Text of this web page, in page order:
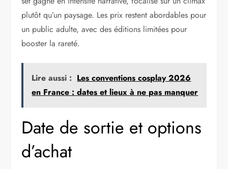
plutôt qu’un paysage. Les prix restent abordables pour
un public adulte, avec des éditions limitées pour
booster la rareté.
Lire aussi : Les conventions cosplay 2026
en France : dates et lieux à ne pas manquer
Date de sortie et options
d’achat